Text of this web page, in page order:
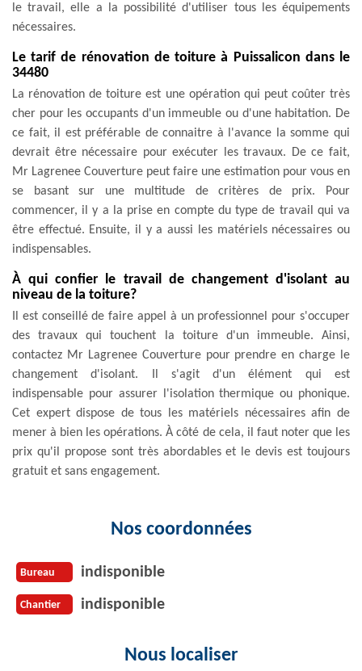
le travail, elle a la possibilité d'utiliser tous les équipements
nécessaires.
Le tarif de rénovation de toiture à Puissalicon dans le
34480
La rénovation de toiture est une opération qui peut coûter très
cher pour les occupants d'un immeuble ou d'une habitation. De
ce fait, il est préférable de connaitre à l'avance la somme qui
devrait être nécessaire pour exécuter les travaux. De ce fait,
Mr Lagrenee Couverture peut faire une estimation pour vous en
se basant sur une multitude de critères de prix. Pour
commencer, il y a la prise en compte du type de travail qui va
être effectué. Ensuite, il y a aussi les matériels nécessaires ou
indispensables.
À qui confier le travail de changement d'isolant au
niveau de la toiture?
Il est conseillé de faire appel à un professionnel pour s'occuper
des travaux qui touchent la toiture d'un immeuble. Ainsi,
contactez Mr Lagrenee Couverture pour prendre en charge le
changement d'isolant. Il s'agit d'un élément qui est
indispensable pour assurer l'isolation thermique ou phonique.
Cet expert dispose de tous les matériels nécessaires afin de
mener à bien les opérations. À côté de cela, il faut noter que les
prix qu'il propose sont très abordables et le devis est toujours
gratuit et sans engagement.
Nos coordonnées
Bureau indisponible
Chantier indisponible
Nous localiser